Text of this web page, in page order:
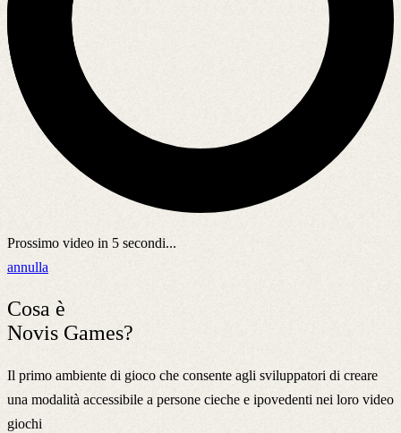
Prossimo video in 5 secondi...
annulla
Cosa è
Novis Games?
Il primo ambiente di gioco che consente agli sviluppatori di creare
una modalità accessibile a persone cieche e ipovedenti nei loro video
giochi